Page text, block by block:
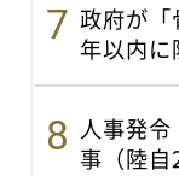
政府が
年以内に
人事発
事（陸自